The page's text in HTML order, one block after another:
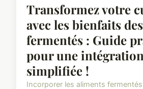
Transformez votre
avec les bienfaits
fermentés : Guide
pour une intégration
simplifiée !
Incorporer les aliments